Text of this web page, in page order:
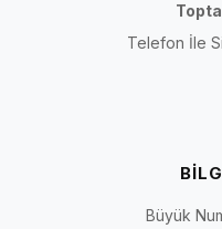
Telefon İle
Büyük